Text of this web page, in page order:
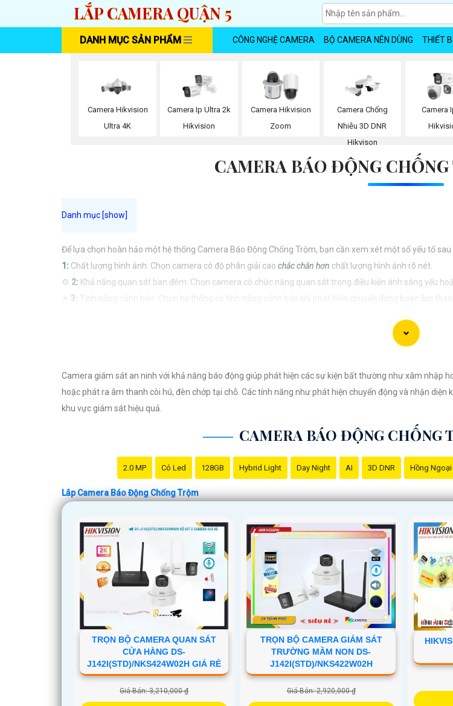
LẮP CAMERA QUẬN 5
DANH MỤC SẢN PHẨM CÔNG NGHỆ CAMERA BỘ CAMERA NÊN DÙNG THIẾT
Camera Hikvision
Ultra 4K
Camera Ip Ultra 2k
Hikvision
Camera Hikvision
Zoom
Camera Chống
Nhiễu 3D DNR
Hikvison
Camera
CAMERA BÁO ĐỘNG
Để lựa chọn hoàn hảo một hệ thống Camera Báo Động Chống Trộm, bạn cần xem xét một số yếu tố sau
1: Chất lượng hình ảnh: Chọn camera có độ phân giải cao chắc chắn hơn chất lượng hình ảnh rõ nét.
⚙ 2: Khả năng quan sát ban đêm: Chọn camera có chức năng quan sát trong điều kiện ánh sáng yếu
3: Tính năng cảnh báo: Chọn hệ thống có tính năng cảnh báo khi phát hiện chuyển động hoặc âm
Dễ sử dụng và cài đặt: Chọn hệ thống dễ sử dụng và cài đặt để tránh rắc rối trong quá trình sử dụng.
Tùy theo nhu cầu và ngân sách của bạn, bạn có thể tham khảo các thương hiệu Camera Báo Động
Camera giám sát an ninh với khả năng báo động giúp phát hiện các sự kiện bất thường như xâm nhập
hoặc phát ra âm thanh còi hú, đèn chớp tại chỗ. Các tính năng như phát hiện chuyển động và nhận
khu vực giám sát hiệu quả.
CAMERA BÁO ĐỘNG CHỐNG
2.0 MP Có Led 128GB Hybrid Light Day Night AI 3D DNR Hồng Ngoại
Lắp Camera Báo Động Chống Trộm
TRỌN BỘ CAMERA QUAN SÁT
CỬA HÀNG DS-
J142I(STD)/NKS424W02H GIÁ RẺ
Giá Bán: 3,210,000 ₫
TRỌN BỘ CAMERA GIÁM SÁT
TRƯỜNG MẦM NON DS-
J142I(STD)/NKS422W02H
Giá Bán: 2,920,000 ₫